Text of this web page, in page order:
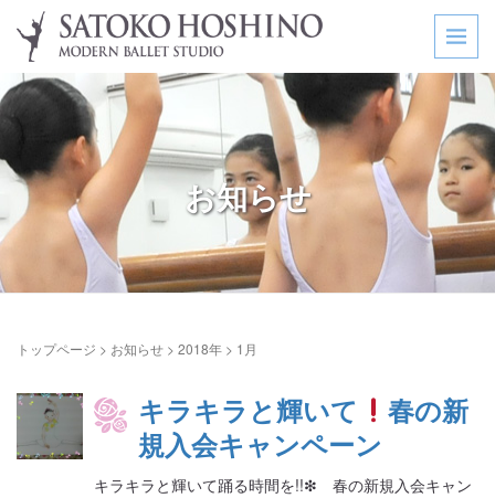
お知らせ
トップページ > お知らせ > 2018年 > 1月
キラキラと輝いて
春の新
規入会キャンペーン
キラキラと輝いて踊る時間を!!❇ 春の新規入会キャン